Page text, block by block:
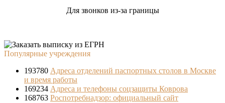
Для звонков из-за границы
Популярные учреждения
193780 Адреса отделений паспортных столов в Москве
и время работы
169234 Адреса и телефоны соцзащиты Коврова
168763 Роспотребнадзор: официальный сайт